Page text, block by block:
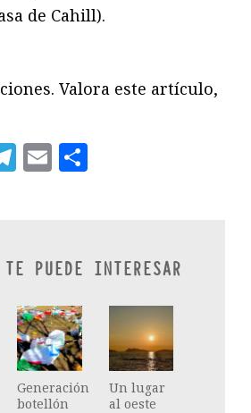
de Cahill).
Valora este artículo,
Telegram
Email
PUEDE INTERESAR
Generación
botellón
Un lugar
al oeste